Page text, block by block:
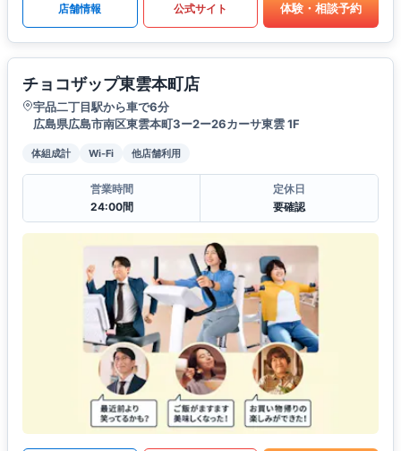
店舗情報 公式サイト 体験・相談予約
チョコザップ東雲本町店
宇品二丁目駅から車で6分
広島県広島市南区東雲本町3ー2ー26カーサ東雲 1F
体組成計 Wi-Fi 他店舗利用
営業時間
24:00間
定休日
要確認